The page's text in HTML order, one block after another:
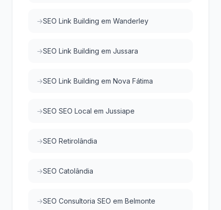
SEO Link Building em Wanderley
SEO Link Building em Jussara
SEO Link Building em Nova Fátima
SEO SEO Local em Jussiape
SEO Retirolândia
SEO Catolândia
SEO Consultoria SEO em Belmonte